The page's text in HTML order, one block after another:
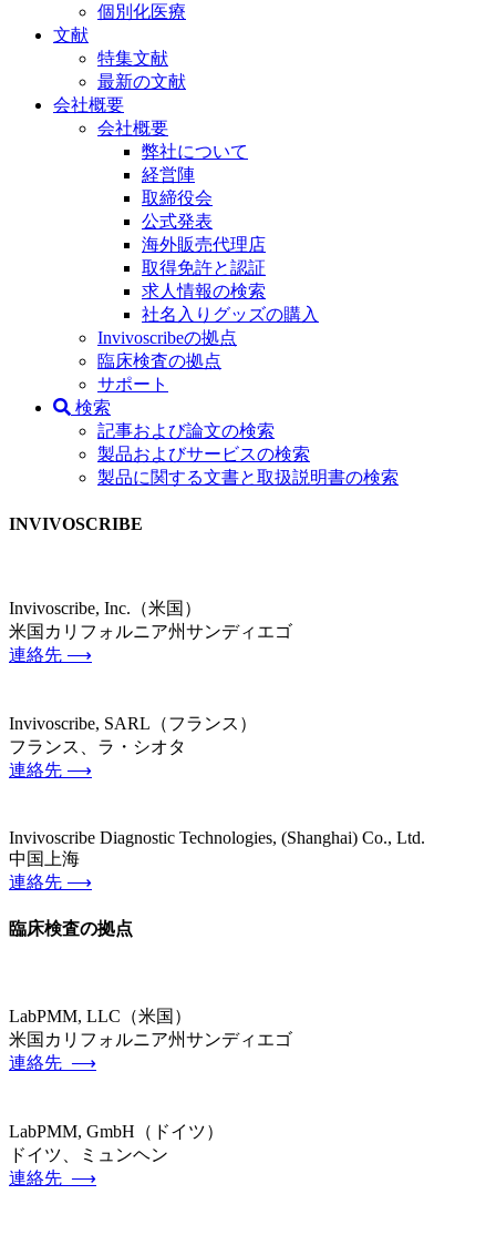
個別化医療
文献
特集文献
最新の文献
会社概要
会社概要
弊社について
経営陣
取締役会
公式発表
海外販売代理店
取得免許と認証
求人情報の検索
社名入りグッズの購入
Invivoscribeの拠点
臨床検査の拠点
サポート
検索
記事および論文の検索
製品およびサービスの検索
製品に関する文書と取扱説明書の検索
INVIVOSCRIBE
Invivoscribe, Inc.（米国）
米国カリフォルニア州サンディエゴ
連絡先 ⟶
Invivoscribe, SARL（フランス）
フランス、ラ・シオタ
連絡先 ⟶
Invivoscribe Diagnostic Technologies, (Shanghai) Co., Ltd.
中国上海
連絡先 ⟶
臨床検査の拠点
LabPMM, LLC（米国）
米国カリフォルニア州サンディエゴ
連絡先 ⟶
LabPMM, GmbH（ドイツ）
ドイツ、ミュンヘン
連絡先 ⟶